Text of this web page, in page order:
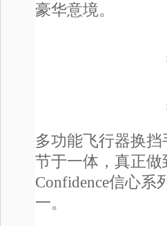
豪华意境。
多功能飞行器换
节于一体，真正
Confidence信心
一。